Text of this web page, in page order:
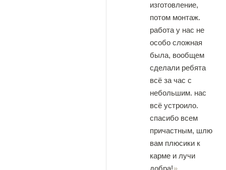
изготовление,
потом монтаж.
работа у нас не
особо сложная
была, вообщем
сделали ребята
всё за час с
небольшим. нас
всё устроило.
спасибо всем
причастным, шлю
вам плюсики к
карме и лучи
добра!